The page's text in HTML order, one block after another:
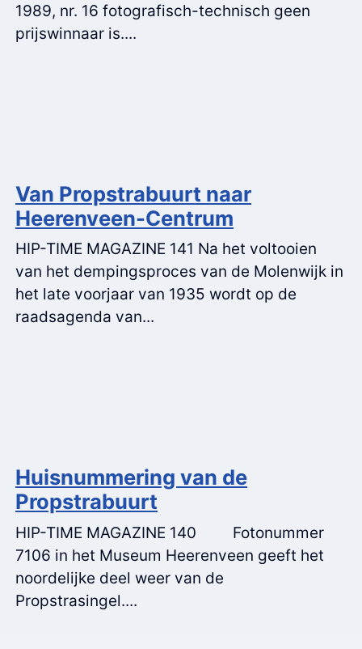
1989, nr. 16 fotografisch-technisch geen
prijswinnaar is....
Van Propstrabuurt naar
Heerenveen-Centrum
HIP-TIME MAGAZINE 141 Na het voltooien
van het dempingsproces van de Molenwijk in
het late voorjaar van 1935 wordt op de
raadsagenda van...
Huisnummering van de
Propstrabuurt
HIP-TIME MAGAZINE 140 Fotonummer
7106 in het Museum Heerenveen geeft het
noordelijke deel weer van de
Propstrasingel....